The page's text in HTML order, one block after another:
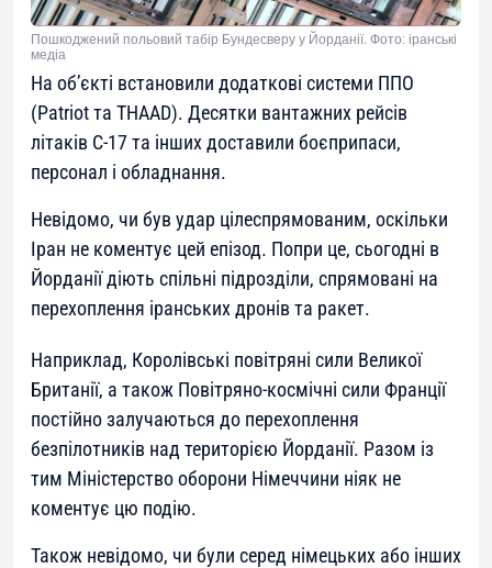
Пошкоджений польовий табір Бундесверу у Йорданії. Фото: іранські
медіа
На об’єкті встановили додаткові системи ППО
(Patriot та THAAD). Десятки вантажних рейсів
літаків C-17 та інших доставили боєприпаси,
персонал і обладнання.
Невідомо, чи був удар цілеспрямованим, оскільки
Іран не коментує цей епізод. Попри це, сьогодні в
Йорданії діють спільні підрозділи, спрямовані на
перехоплення іранських дронів та ракет.
Наприклад, Королівські повітряні сили Великої
Британії, а також Повітряно-космічні сили Франції
постійно залучаються до перехоплення
безпілотників над територією Йорданії. Разом із
тим Міністерство оборони Німеччини ніяк не
коментує цю подію.
Також невідомо, чи були серед німецьких або інших